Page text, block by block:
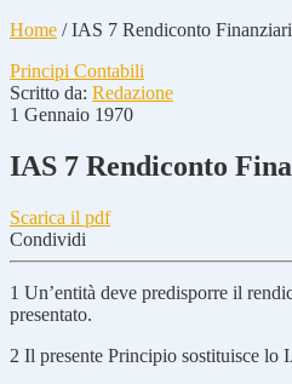
Home /IAS 7 Rendiconto
Principi Contabili
Scritto da: Redazione
1 Gennaio 1970
IAS 7 Rendiconto
Scarica il pdf
Condividi
1 Un’entità deve predisporre il
presentato.
2 Il presente Principio sostituisce lo